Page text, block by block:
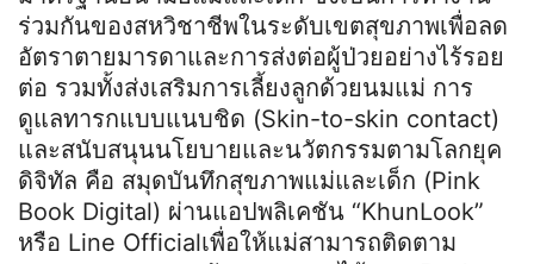
ร่วมกันของสหวิชาชีพในระดับเขตสุขภาพเพื่อลด
อัตราตายมารดาและการส่งต่อผู้ป่วยอย่างไร้รอย
ต่อ รวมทั้งส่งเสริมการเลี้ยงลูกด้วยนมแม่ การ
ดูแลทารกแบบแนบชิด (Skin-to-skin contact)
และสนับสนุนนโยบายและนวัตกรรมตามโลกยุค
ดิจิทัล คือ สมุดบันทึกสุขภาพแม่และเด็ก (Pink
Book Digital) ผ่านแอปพลิเคชัน “KhunLook”
หรือ Line Officialเพื่อให้แม่สามารถติดตาม